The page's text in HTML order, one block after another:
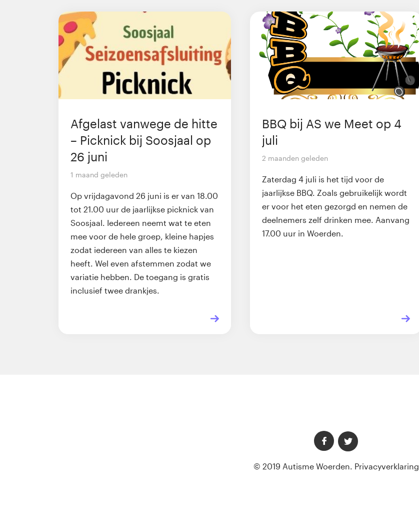
Afgelast vanwege de hitte
– Picknick bij Soosjaal op
26 juni
1 maand geleden
Op vrijdagavond 26 juni is er van 18.00
tot 21.00 uur de jaarlijkse picknick van
Soosjaal. Iedereen neemt wat te eten
mee voor de hele groep, kleine hapjes
zodat iedereen van alles te kiezen
heeft. Wel even afstemmen zodat we
variatie hebben. De toegang is gratis
inclusief twee drankjes.
BBQ bij AS we Meet op 4
juli
2 maanden geleden
Zaterdag 4 juli is het tijd voor de
jaarlijkse BBQ. Zoals gebruikelijk wordt
er voor het eten gezorgd en nemen de
deelnemers zelf drinken mee. Aanvang
17.00 uur in Woerden.
© 2019 Autisme Woerden. Privacyverklaring